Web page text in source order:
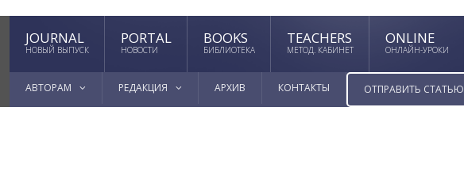
JOURNAL
НОВЫЙ ВЫПУСК
PORTAL
НОВОСТИ
BOOKS
БИБЛИОТЕКА
TEACHERS
МЕТОД. КАБИНЕТ
ONLINE
ОНЛАЙН-УРОКИ
АВТОРАМ РЕДАКЦИЯ АРХИВ КОНТАКТЫ ОТПРАВИТЬ СТАТЬЮ